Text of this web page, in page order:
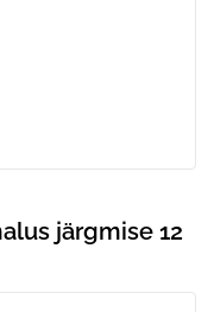
järgmise 12